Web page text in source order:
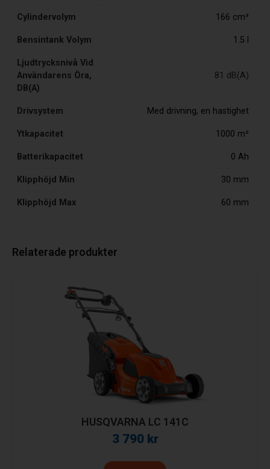
Cylindervolym 166 cm³
Bensintank Volym 1.5 l
Ljudtrycksnivå Vid
Användarens Öra,
DB(A)
81 dB(A)
Drivsystem Med drivning, en hastighet
Ytkapacitet 1000 m²
Batterikapacitet 0 Ah
Klipphöjd Min 30 mm
Klipphöjd Max 60 mm
Relaterade produkter
HUSQVARNA LC 141C
3 790 kr